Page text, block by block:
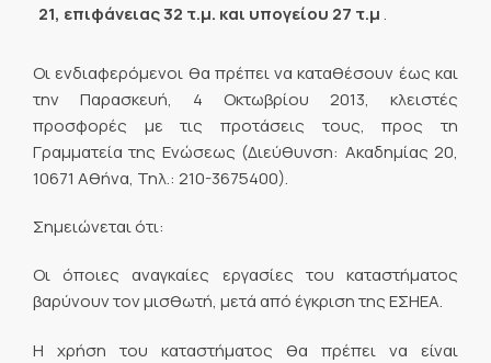
21, επιφάνειας 32 τ.μ. και υπογείου 27 τ.μ.
Οι ενδιαφερόμενοι θα πρέπει να καταθέσουν έως και
την Παρασκευή, 4 Οκτωβρίου 2013, κλειστές
προσφορές με τις προτάσεις τους, προς τη
Γραμματεία της Ενώσεως (Διεύθυνση: Ακαδημίας 20,
10671 Αθήνα, Τηλ.: 210-3675400).
Σημειώνεται ότι:
Οι όποιες αναγκαίες εργασίες του καταστήματος
βαρύνουν τον μισθωτή, μετά από έγκριση της ΕΣΗΕΑ.
Η χρήση του καταστήματος θα πρέπει να είναι